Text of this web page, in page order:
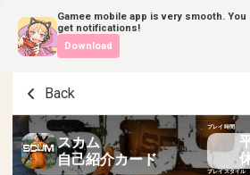
Gamee mobile app is very smooth.
get notifications!
Download
Back
スカム
自己紹介カード
プレイ時間
プレイスタイル